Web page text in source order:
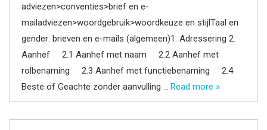
adviezen>conventies>brief en e-
mailadviezen>woordgebruik>woordkeuze en stijlTaal en
gender: brieven en e-mails (algemeen)1. Adressering 2.
Aanhef 2.1 Aanhef met naam 2.2 Aanhef met
rolbenaming 2.3 Aanhef met functiebenaming 2.4
Beste of Geachte zonder aanvulling … Read more »